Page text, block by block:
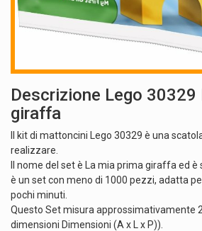
Descrizione Lego 30329
giraffa
Il kit di mattoncini Lego 30329 è una
realizzare.
Il nome del set è La mia prima giraffa ed è
è un set con meno di 1000 pezzi, adatta
pochi minuti.
Questo Set misura approssimativamente
dimensioni Dimensioni (A x L x P)).